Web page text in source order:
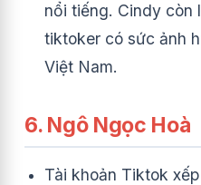
nổi tiếng. Cindy còn
tiktoker có sức ảnh
Việt Nam.
6. Ngô Ngọc Hoà
Tài khoản Tiktok